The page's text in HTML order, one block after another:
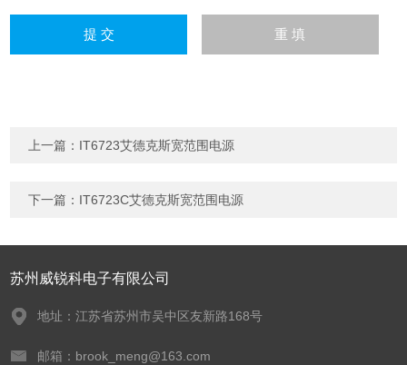
上一篇： IT6723艾德克斯宽范围电源
下一篇： IT6723C艾德克斯宽范围电源
苏州威锐科电子有限公司
地址：江苏省苏州市吴中区友新路168号
邮箱：brook_meng@163.com